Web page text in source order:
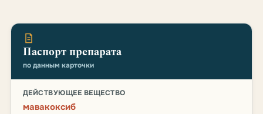
Паспорт препарата
по данным карточки
ДЕЙСТВУЮЩЕЕ ВЕЩЕСТВО
мавакоксиб